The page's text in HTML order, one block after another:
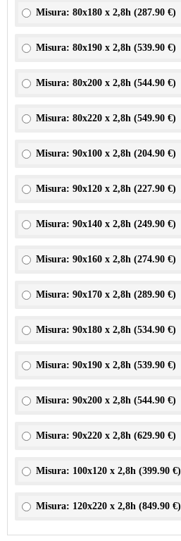
Misura: 80x180 x 2,8h (287.90 €)
Misura: 80x190 x 2,8h (539.90 €)
Misura: 80x200 x 2,8h (544.90 €)
Misura: 80x220 x 2,8h (549.90 €)
Misura: 90x100 x 2,8h (204.90 €)
Misura: 90x120 x 2,8h (227.90 €)
Misura: 90x140 x 2,8h (249.90 €)
Misura: 90x160 x 2,8h (274.90 €)
Misura: 90x170 x 2,8h (289.90 €)
Misura: 90x180 x 2,8h (534.90 €)
Misura: 90x190 x 2,8h (539.90 €)
Misura: 90x200 x 2,8h (544.90 €)
Misura: 90x220 x 2,8h (629.90 €)
Misura: 100x120 x 2,8h (399.90 €)
Misura: 120x220 x 2,8h (849.90 €)